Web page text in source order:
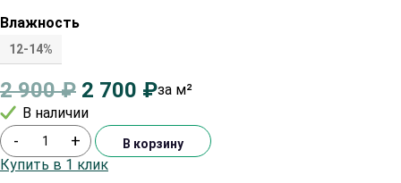
Влажность
12-14%
2 900₽ 2 700 ₽за м²
В наличии
- + В корзину
Купить в 1 клик